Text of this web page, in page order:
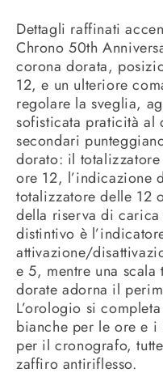
Dettagli raffinati
Chrono 50th
corona dorata,
12, e un ulteriore
regolare la sveglia,
sofisticata praticità al
secondari
dorato: il
ore 12, l’indicazione
totalizzatore delle 12
della riserva di
distintivo è
attivazione/
e 5, mentre una
dorate adorna il
L’orologio si
bianche per le ore e i
per il cronografo,
zaffiro antiriflesso.